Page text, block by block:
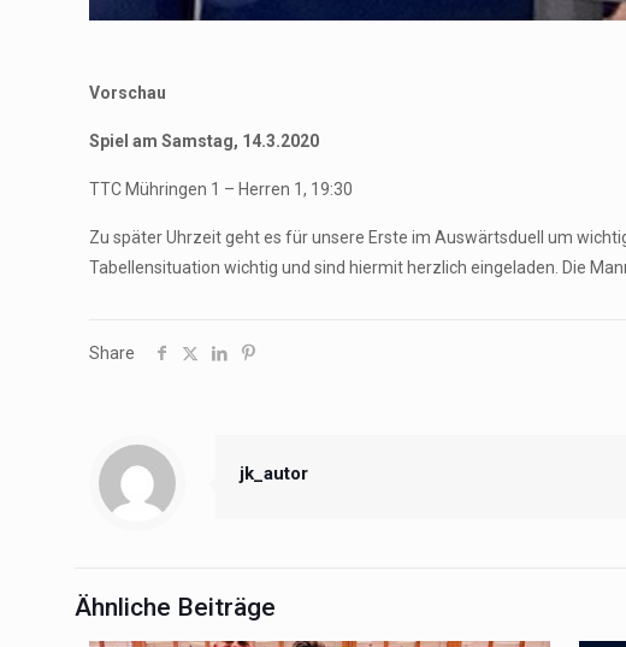
Vorschau
Spiel am Samstag, 14.3.2020
TTC Mühringen 1 – Herren 1, 19:30
Zu später Uhrzeit geht es für unsere Erste im Auswärtsduell um
Tabellensituation wichtig und sind hiermit herzlich eingeladen. Die
Share
jk_autor
Ähnliche Beiträge